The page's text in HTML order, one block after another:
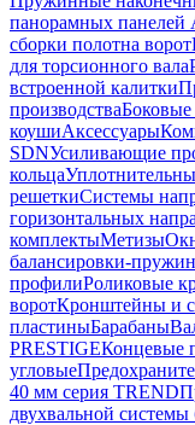
панорамных
сборки полотна ворот
для торсионного вала
встроенной калитки
производстваБоковые
коушиАксессуары
SDNУсиливающие
кольца
решеткиСистемы
горизонтальных
комплектыМетизы
балансировки-
профилиРоликовые
воротКронштейны и
пластиныБарабаны
PRESTIGEКонцевые
угловые
40 мм серия TREND
двухвальной системы